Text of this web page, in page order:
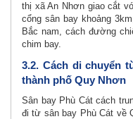
thị xã An Nhơn giao cắt
cổng sân bay khoảng
Bắc nam, cách đường
chim bay.
3.2. Cách di chuyển
thành phố Quy Nhơn
Sân bay Phù Cát cách
đi từ sân bay Phù Cát về